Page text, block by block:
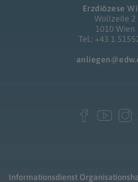
Erzdiözese
Wollzeile 2
1010 Wien
Tel.: +43 1
Informationsdienst